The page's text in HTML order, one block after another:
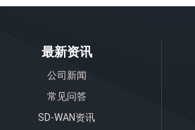
最新资讯
公司新闻
常见问答
SD-WAN资讯